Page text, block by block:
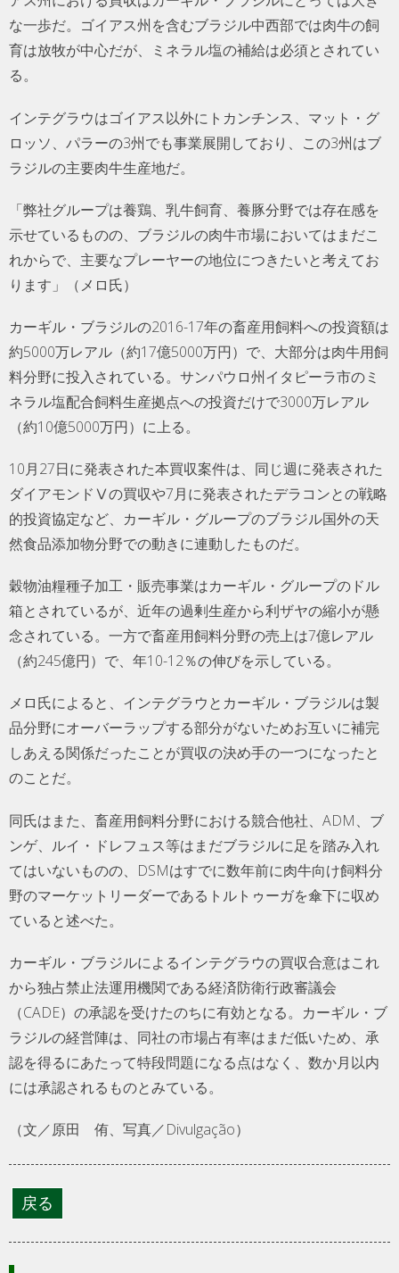
な一歩だ。ゴイアス州を含むブラジル中西部では肉牛の飼
育は放牧が中心だが、ミネラル塩の補給は必須とされてい
る。
インテグラウはゴイアス以外にトカンチンス、マット・グ
ロッソ、パラーの3州でも事業展開しており、この3州はブ
ラジルの主要肉牛生産地だ。
「弊社グループは養鶏、乳牛飼育、養豚分野では存在感を
示せているものの、ブラジルの肉牛市場においてはまだこ
れからで、主要なプレーヤーの地位につきたいと考えてお
ります」（メロ氏）
カーギル・ブラジルの2016-17年の畜産用飼料への投資額は
約5000万レアル（約17億5000万円）で、大部分は肉牛用飼
料分野に投入されている。サンパウロ州イタピーラ市のミ
ネラル塩配合飼料生産拠点への投資だけで3000万レアル
（約10億5000万円）に上る。
10月27日に発表された本買収案件は、同じ週に発表された
ダイアモンドⅤの買収や7月に発表されたデラコンとの戦略
的投資協定など、カーギル・グループのブラジル国外の天
然食品添加物分野での動きに連動したものだ。
穀物油糧種子加工・販売事業はカーギル・グループのドル
箱とされているが、近年の過剰生産から利ザヤの縮小が懸
念されている。一方で畜産用飼料分野の売上は7億レアル
（約245億円）で、年10-12％の伸びを示している。
メロ氏によると、インテグラウとカーギル・ブラジルは製
品分野にオーバーラップする部分がないためお互いに補完
しあえる関係だったことが買収の決め手の一つになったと
のことだ。
同氏はまた、畜産用飼料分野における競合他社、ADM、ブ
ンゲ、ルイ・ドレフュス等はまだブラジルに足を踏み入れ
てはいないものの、DSMはすでに数年前に肉牛向け飼料分
野のマーケットリーダーであるトルトゥーガを傘下に収め
ていると述べた。
カーギル・ブラジルによるインテグラウの買収合意はこれ
から独占禁止法運用機関である経済防衛行政審議会
（CADE）の承認を受けたのちに有効となる。カーギル・ブ
ラジルの経営陣は、同社の市場占有率はまだ低いため、承
認を得るにあたって特段問題になる点はなく、数か月以内
には承認されるものとみている。
（文／原田 侑、写真／Divulgação）